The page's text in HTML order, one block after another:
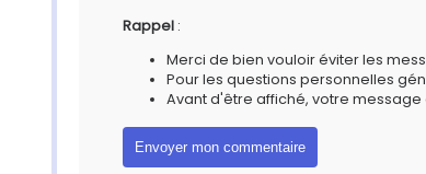
Rappel :
Merci de bien vouloir éviter les
Pour les questions personnelles
Avant d'être affiché, votre